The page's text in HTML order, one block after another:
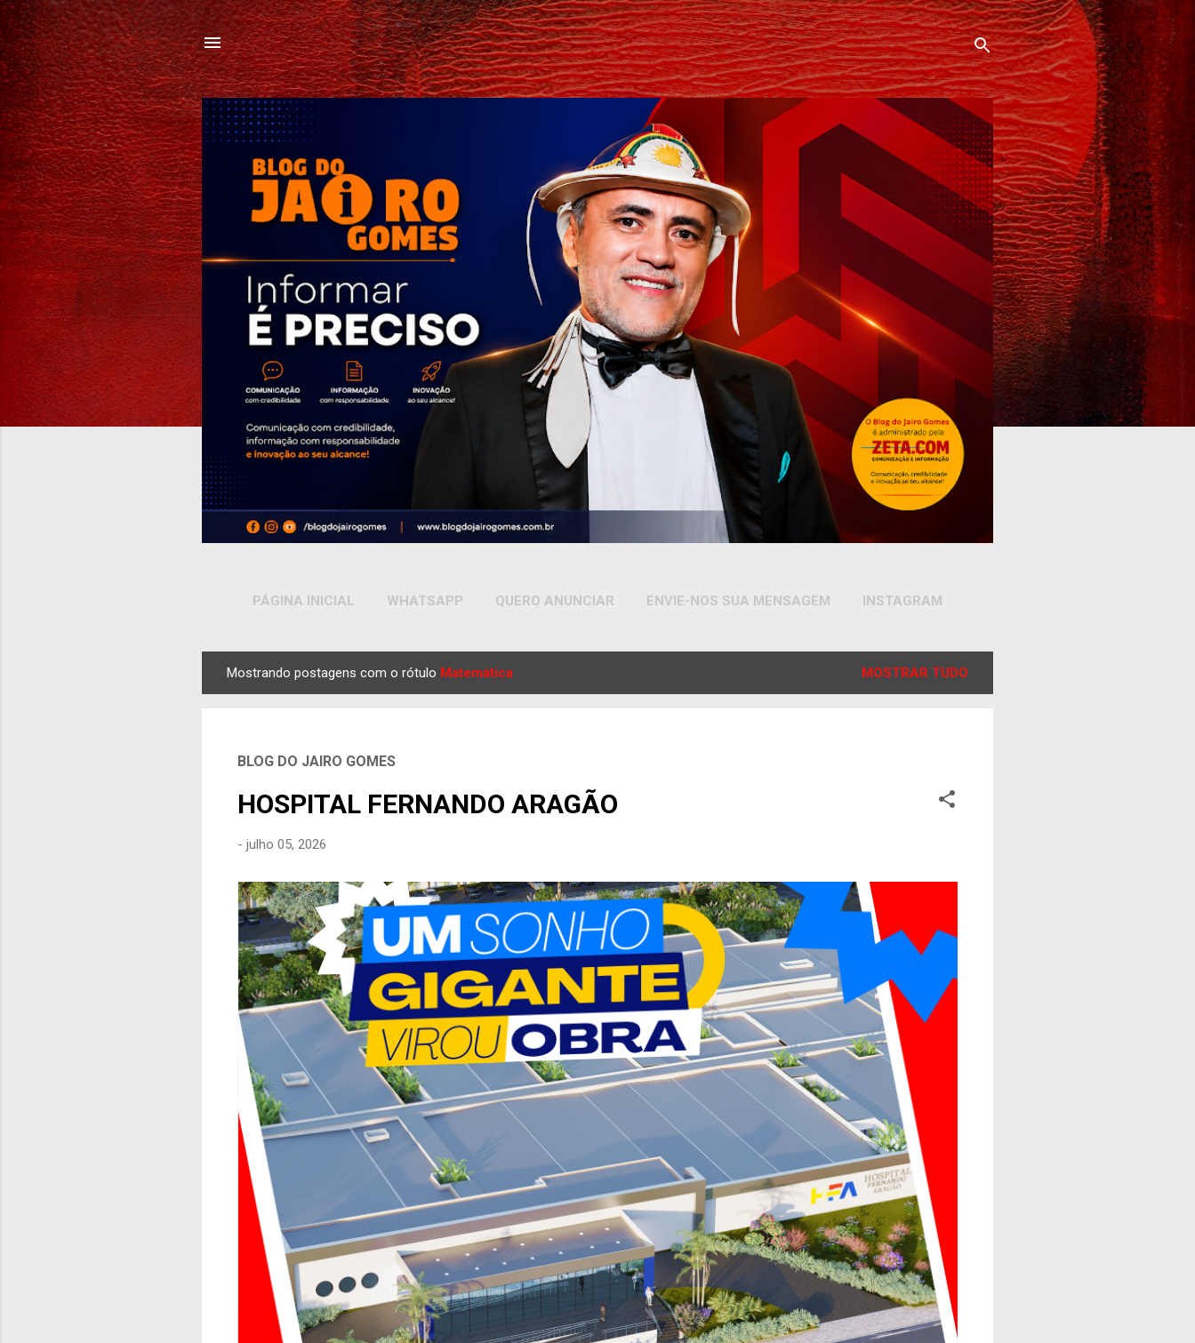
Pular para o conteúdo principal
PÁGINA INICIAL WHATSAPP QUERO ANUNCIAR ENVIE-NOS SUA MENSAGEM INSTAGRAM
Mostrando postagens com o rótulo Matemática MOSTRAR TUDO
BLOG DO JAIRO GOMES
HOSPITAL FERNANDO ARAGÃO
- julho 05, 2026